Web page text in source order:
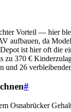
Vorteil — hier
aufbauen, da
ist hier oft die
zu 370 €
26
#
Osnabrücker